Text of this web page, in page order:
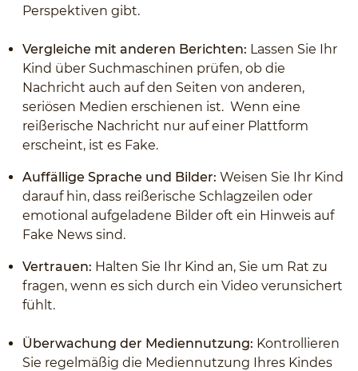
Perspektiven gibt.
Vergleiche mit anderen Berichten: Lassen Sie Ihr
Kind über Suchmaschinen prüfen, ob die
Nachricht auch auf den Seiten von anderen,
seriösen Medien erschienen ist. Wenn eine
reißerische Nachricht nur auf einer Plattform
erscheint, ist es Fake.
Auffällige Sprache und Bilder: Weisen Sie Ihr Kind
darauf hin, dass reißerische Schlagzeilen oder
emotional aufgeladene Bilder oft ein Hinweis auf
Fake News sind.
Vertrauen: Halten Sie Ihr Kind an, Sie um Rat zu
fragen, wenn es sich durch ein Video verunsichert
fühlt.
Überwachung der Mediennutzung: Kontrollieren
Sie regelmäßig die Mediennutzung Ihres Kindes